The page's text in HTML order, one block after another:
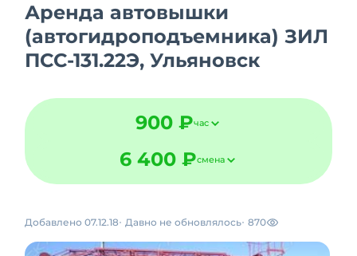
Аренда автовышки
(автогидроподъемника) ЗИЛ
ПСС-131.22Э, Ульяновск
900 ₽час
6 400 ₽смена
Добавлено 07.12.18 Давно не обновлялось 870